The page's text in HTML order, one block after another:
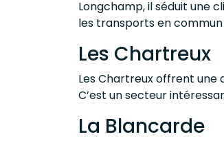
Longchamp, il séduit une
les transports en
Les Chartreux
Les Chartreux offrent une
C’est un secteur
La Blancarde